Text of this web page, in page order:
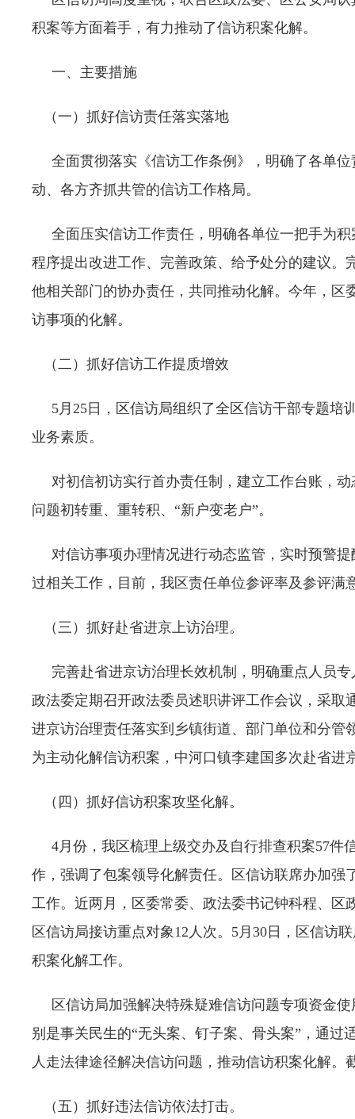
积案等方面着手，有力推动了信访积案化解。
一、主要措施
（一）抓好信访责任落实落地
全面贯彻落实《信访工作条例》，明确了各单位
动、各方齐抓共管的信访工作格局。
全面压实信访工作责任，明确各单位一把手为积
程序提出改进工作、完善政策、给予处分的建议。
他相关部门的协办责任，共同推动化解。今年，
访事项的化解。
（二）抓好信访工作提质增效
5月25日，区信访局组织了全区信访干部专题培
业务素质。
对初信初访实行首办责任制，建立工作台账，动
问题初转重、重转积、“新户变老户”。
对信访事项办理情况进行动态监管，实时预警提
过相关工作，目前，我区责任单位参评率及参评满
（三）抓好赴省进京上访治理。
完善赴省进京访治理长效机制，明确重点人员专
政法委定期召开政法委员述职讲评工作会议，采
进京访治理责任落实到乡镇街道、部门单位和分
为主动化解信访积案，中河口镇李建国多次赴省
（四）抓好信访积案攻坚化解。
4月份，我区梳理上级交办及自行排查积案57件
作，强调了包案领导化解责任。区信访联席办加
工作。近两月，区委常委、政法委书记钟科程、
区信访局接访重点对象12人次。5月30日，区信访
积案化解工作。
区信访局加强解决特殊疑难信访问题专项资金使
别是事关民生的“无头案、钉子案、骨头案”，通
人走法律途径解决信访问题，推动信访积案化解。
（五）抓好违法信访依法打击。